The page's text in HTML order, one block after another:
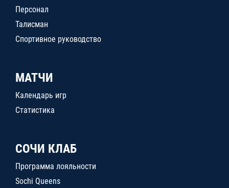
Персонал
Талисман
Спортивное руководство
МАТЧИ
Календарь игр
Статистика
СОЧИ КЛАБ
Программа лояльности
Sochi Queens